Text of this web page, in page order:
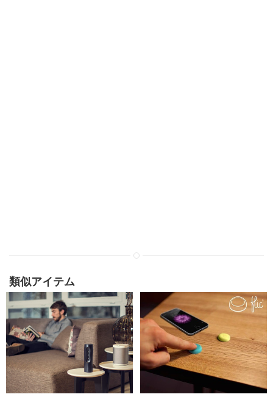
類似アイテム